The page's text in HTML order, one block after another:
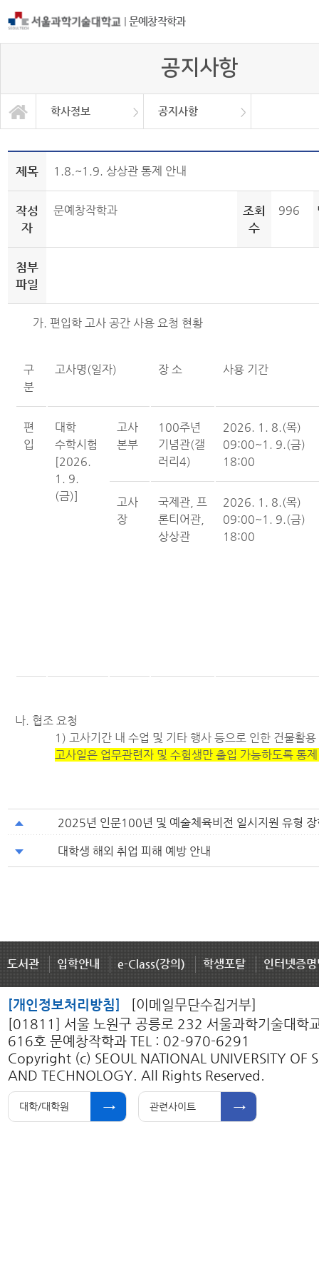
| 문예창작학과
공지사항
학사정보 공지사항
학과소개
교과과정
학사정보
대학원
서식 및 자료
등단 및 수상현황
학사일정
공지사항
공모전 및 취업 홍보
Q＆A
제목 1.8.~1.9. 상상관 통제 안내
작성
자
문예창작학과
조회
수
996
첨부
파일
가. 편입학 고사 공간 사용 요청 현황
구
분
고사명(일자) 장 소 사용 기간
편
입
대학
수학시험
[2026.
1. 9.
(금)]
고사
본부
100주년
기념관(갤
러리4)
2026. 1. 8.(목)
09:00~1. 9.(금)
18:00
고사
장
국제관, 프
론티어관,
상상관
2026. 1. 8.(목)
09:00~1. 9.(금)
18:00
나. 협조 요청
1) 고사기간 내 수업 및 기타 행사 등으로 인한 건물활
고사일은 업무관련자 및 수험생만 출입 가능하도록 통
2025년 인문100년 및 예술체육비전 일시지원 유형
대학생 해외 취업 피해 예방 안내
도서관 입학안내 e-Class(강의) 학생포탈 인터넷증
[개인정보처리방침]
[이메일무단수집거부]
[01811] 서울 노원구 공릉로 232 서울과학기술대학
616호 문예창작학과 TEL : 02-970-6291
Copyright (c) SEOUL NATIONAL UNIVERSITY OF
AND TECHNOLOGY. All Rights Reserved.
대학/대학원 관련사이트